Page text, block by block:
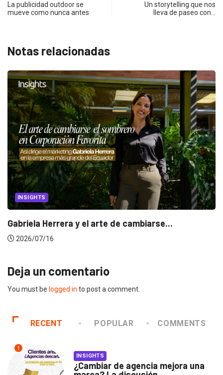
La publicidad outdoor se
mueve como nunca antes
Un storytelling que nos
lleva de paseo con…
Notas relacionadas
INSIGHTS
Gabriela Herrera y el arte de cambiarse...
2026/07/16
Deja un comentario
You must be logged in to post a comment.
RECENT POPULAR COMMENTS
1
INSIGHTS
¿Cambiar de agencia mejora una